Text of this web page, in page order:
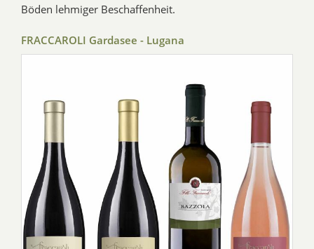
Böden lehmiger Beschaffenheit.
FRACCAROLI Gardasee - Lugana